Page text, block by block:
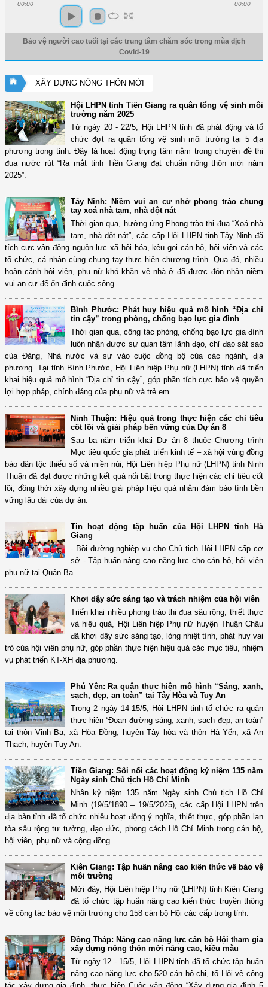
00:00 00:00
Bảo vệ người cao tuổi tại các trung tâm chăm sóc trong mùa dịch
Covid-19
XÂY DỰNG NÔNG THÔN MỚI
Hội LHPN tỉnh Tiền Giang ra quân tổng vệ sinh môi
trường năm 2025
Từ ngày 20 - 22/5, Hội LHPN tỉnh đã phát động và tổ
chức đợt ra quân tổng vệ sinh môi trường tại 5 địa
phương trong tỉnh. Đây là hoạt động trọng tâm nằm trong chuyên đề thi
đua nước rút “Ra mắt tỉnh Tiền Giang đạt chuẩn nông thôn mới năm
2025”.
Tây Ninh: Niềm vui an cư nhờ phong trào chung
tay xoá nhà tạm, nhà dột nát
Thời gian qua, hưởng ứng Phong trào thi đua “Xoá nhà
tạm, nhà dột nát”, các cấp Hội LHPN tỉnh Tây Ninh đã
tích cực vận động nguồn lực xã hội hóa, kêu gọi cán bộ, hội viên và các
tổ chức, cá nhân cùng chung tay thực hiện chương trình. Qua đó, nhiều
hoàn cảnh hội viên, phụ nữ khó khăn về nhà ở đã được đón nhận niềm
vui an cư để ổn định cuộc sống.
Bình Phước: Phát huy hiệu quả mô hình “Địa chỉ
tin cậy” trong phòng, chống bạo lực gia đình
Thời gian qua, công tác phòng, chống bạo lực gia đình
luôn nhận được sự quan tâm lãnh đạo, chỉ đạo sát sao
của Đảng, Nhà nước và sự vào cuộc đồng bộ của các ngành, địa
phương. Tại tỉnh Bình Phước, Hội Liên hiệp Phụ nữ (LHPN) tỉnh đã triển
khai hiệu quả mô hình “Địa chỉ tin cậy”, góp phần tích cực bảo vệ quyền
lợi hợp pháp, chính đáng của phụ nữ và trẻ em.
Ninh Thuận: Hiệu quả trong thực hiện các chỉ tiêu
cốt lõi và giải pháp bền vững của Dự án 8
Sau ba năm triển khai Dự án 8 thuộc Chương trình
Mục tiêu quốc gia phát triển kinh tế – xã hội vùng đồng
bào dân tộc thiểu số và miền núi, Hội Liên hiệp Phụ nữ (LHPN) tỉnh Ninh
Thuận đã đạt được những kết quả nổi bật trong thực hiện các chỉ tiêu cốt
lõi, đồng thời xây dựng nhiều giải pháp hiệu quả nhằm đảm bảo tính bền
vững lâu dài của dự án.
Tin hoạt động tập huấn của Hội LHPN tỉnh Hà
Giang
- Bồi dưỡng nghiệp vụ cho Chủ tịch Hội LHPN cấp cơ
sở - Tập huấn nâng cao năng lực cho cán bộ, hội viên
phụ nữ tại Quản Bạ
Khơi dậy sức sáng tạo và trách nhiệm của hội viên
Triển khai nhiều phong trào thi đua sâu rộng, thiết thực
và hiệu quả, Hội Liên hiệp Phụ nữ huyện Thuận Châu
đã khơi dậy sức sáng tạo, lòng nhiệt tình, phát huy vai
trò của hội viên phụ nữ, góp phần thực hiện hiệu quả các mục tiêu, nhiệm
vụ phát triển KT-XH địa phương.
Phú Yên: Ra quân thực hiện mô hình “Sáng, xanh,
sạch, đẹp, an toàn” tại Tây Hòa và Tuy An
Trong 2 ngày 14-15/5, Hội LHPN tỉnh tổ chức ra quân
thực hiện “Đoạn đường sáng, xanh, sạch đẹp, an toàn”
tại thôn Vinh Ba, xã Hòa Đồng, huyện Tây hòa và thôn Hà Yến, xã An
Thạch, huyện Tuy An.
Tiền Giang: Sôi nổi các hoạt động kỷ niệm 135 năm
Ngày sinh Chủ tịch Hồ Chí Minh
Nhân kỷ niệm 135 năm Ngày sinh Chủ tịch Hồ Chí
Minh (19/5/1890 – 19/5/2025), các cấp Hội LHPN trên
địa bàn tỉnh đã tổ chức nhiều hoạt động ý nghĩa, thiết thực, góp phần lan
tỏa sâu rộng tư tưởng, đạo đức, phong cách Hồ Chí Minh trong cán bộ,
hội viên, phụ nữ và cộng đồng.
Kiên Giang: Tập huấn nâng cao kiến thức về bảo vệ
môi trường
Mới đây, Hội Liên hiệp Phụ nữ (LHPN) tỉnh Kiên Giang
đã tổ chức tập huấn nâng cao kiến thức truyền thông
về công tác bảo vệ môi trường cho 158 cán bộ Hội các cấp trong tỉnh.
Đồng Tháp: Nâng cao năng lực cán bộ Hội tham gia
xây dựng nông thôn mới nâng cao, kiểu mẫu
Từ ngày 12 - 15/5, Hội LHPN tỉnh đã tổ chức tập huấn
nâng cao năng lực cho 520 cán bộ chi, tổ Hội về công